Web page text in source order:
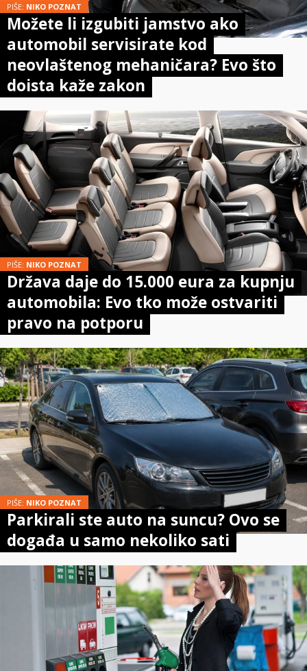
PIŠE: NIKO POZNAT
Možete li izgubiti jamstvo ako
automobil servisirate kod
neovlaštenog mehaničara? Evo što
doista kaže zakon
PIŠE: NIKO POZNAT
Država daje do 15.000 eura za kupnju
automobila: Evo tko može ostvariti
pravo na potporu
PIŠE: NIKO POZNAT
Parkirali ste auto na suncu? Ovo se
događa u samo nekoliko sati